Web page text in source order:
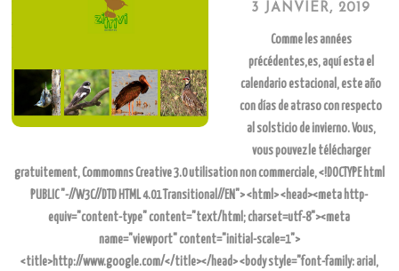
3 JANVIER, 2019
Comme les années
précédentes,es, aquí esta el
calendario estacional,este año
con días de atraso con respecto
al solsticio de invierno. Vous,
vous pouvez le télécharger
gratuitement, Commomns Creative 3.0 utilisation non commerciale, <!DOCTYPE html
PUBLIC "-//W3C//DTD HTML 4.01 Transitional//EN"> <html> <head><meta http-
equiv="content-type" content="text/html; charset=utf-8"><meta
name="viewport" content="initial-scale=1">
<title>http://www.google.com/</title></head> <body style="font-family: arial,